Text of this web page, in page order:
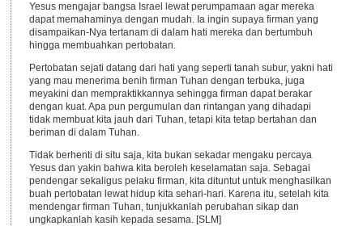
Yesus mengajar bangsa Israel lewat perumpamaan agar mereka
dapat memahaminya dengan mudah. Ia ingin supaya firman yang
disampaikan-Nya tertanam di dalam hati mereka dan bertumbuh
hingga membuahkan pertobatan.
Pertobatan sejati datang dari hati yang seperti tanah subur, yakni hati
yang mau menerima benih firman Tuhan dengan terbuka, juga
meyakini dan mempraktikkannya sehingga firman dapat berakar
dengan kuat. Apa pun pergumulan dan rintangan yang dihadapi
tidak membuat kita jauh dari Tuhan, tetapi kita tetap bertahan dan
beriman di dalam Tuhan.
Tidak berhenti di situ saja, kita bukan sekadar mengaku percaya
Yesus dan yakin bahwa kita beroleh keselamatan saja. Sebagai
pendengar sekaligus pelaku firman, kita dituntut untuk menghasilkan
buah pertobatan lewat hidup kita sehari-hari. Karena itu, setelah kita
mendengar firman Tuhan, tunjukkanlah perubahan sikap dan
ungkapkanlah kasih kepada sesama. [SLM]